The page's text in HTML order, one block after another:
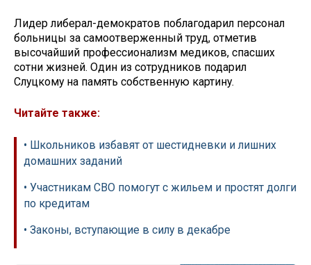
Лидер либерал-демократов поблагодарил персонал
больницы за самоотверженный труд, отметив
высочайший профессионализм медиков, спасших
сотни жизней. Один из сотрудников подарил
Слуцкому на память собственную картину.
Читайте также:
• Школьников избавят от шестидневки и лишних
домашних заданий
• Участникам СВО помогут с жильем и простят долги
по кредитам
• Законы, вступающие в силу в декабре